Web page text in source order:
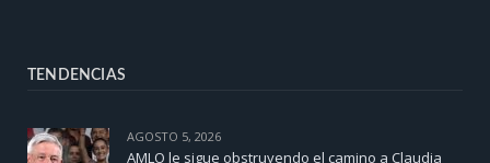
TENDENCIAS
AGOSTO 5, 2026
AMLO le sigue obstruyendo el camino a Claudia